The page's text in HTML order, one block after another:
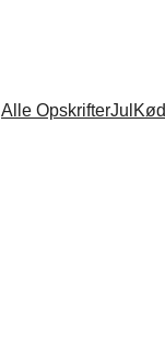
Alle OpskrifterJul Kød